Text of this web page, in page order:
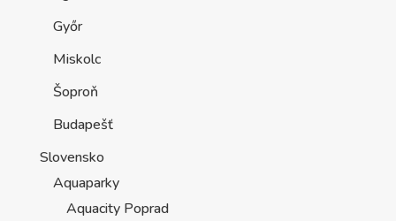
Győr
Miskolc
Šoproň
Budapešť
Slovensko
Aquaparky
Aquacity Poprad